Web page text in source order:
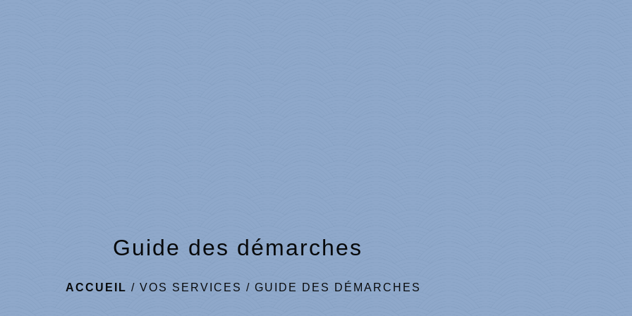
Guide des démarches
ACCUEIL / VOS SERVICES / GUIDE DES DÉMARCHES